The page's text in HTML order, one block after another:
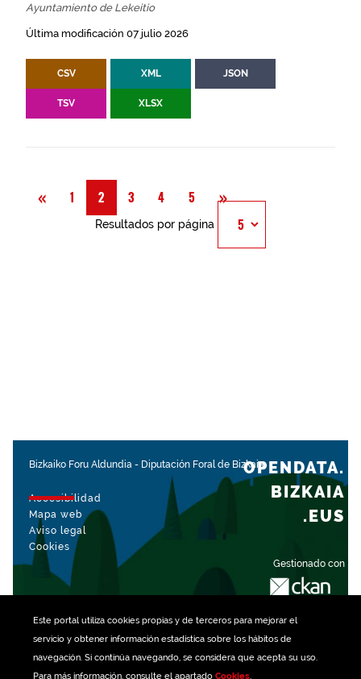
Este portal utiliza cookiespropias y de terceros para mejorar el
servicio y obtener información estadística sobre los hábitos de
navegación. Si continúa navegando, se considera que acepta su uso.
Para más información, consulte el apartado Cookies.
Ayuntamiento de Lekeitio
Última modificación 07 julio 2026
CSV XML JSON
TSV XLSX
« Anterior
1 2 3 4 5 »Siguiente
Resultados por página
Bizkaiko Foru Aldundia - Diputación Foral de Bizkaia
Accesibilidad
Mapa web
Aviso legal
Cookies
Gestionado con
OPENDATA.
BIZKAIA
.EUS